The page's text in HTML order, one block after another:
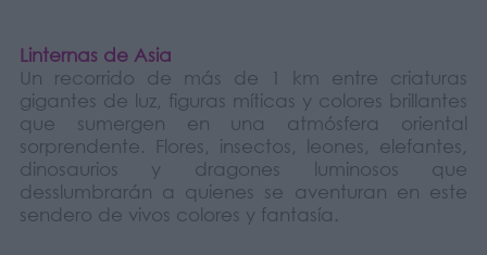
Linternas de Asia
Un recorrido de más de 1 km entre criaturas
gigantes de luz, figuras míticas y colores brillantes
que sumergen en una atmósfera oriental
sorprendente. Flores, insectos, leones, elefantes,
dinosaurios y dragones luminosos que
desslumbrarán a quienes se aventuran en este
sendero de vivos colores y fantasía.